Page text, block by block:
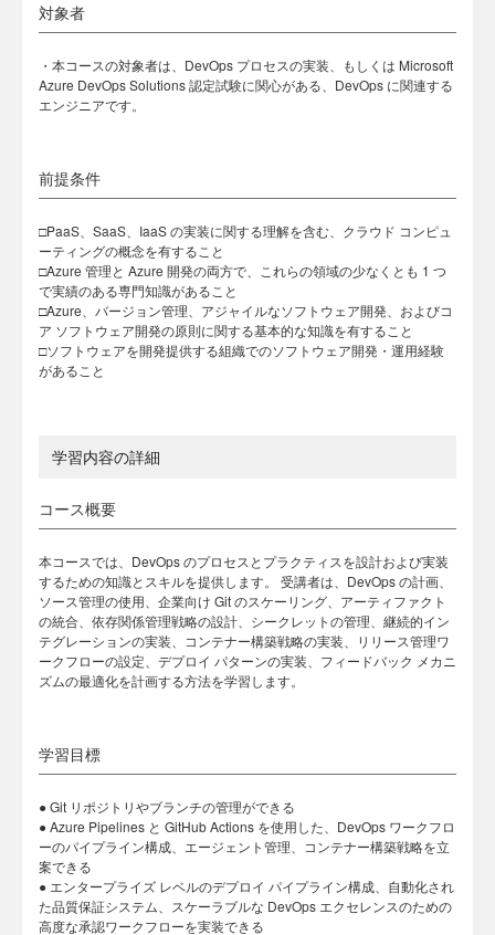
対象者
・本コースの対象者は、DevOps プロセスの実装、もしくは Microsoft
Azure DevOps Solutions 認定試験に関心がある、DevOps に関連する
エンジニアです。
前提条件
□PaaS、SaaS、IaaS の実装に関する理解を含む、クラウド コンピュ
ーティングの概念を有すること
□Azure 管理と Azure 開発の両方で、これらの領域の少なくとも 1 つ
で実績のある専門知識があること
□Azure、バージョン管理、アジャイルなソフトウェア開発、およびコ
ア ソフトウェア開発の原則に関する基本的な知識を有すること
□ソフトウェアを開発提供する組織でのソフトウェア開発・運用経験
があること
学習内容の詳細
コース概要
本コースでは、DevOps のプロセスとプラクティスを設計および実装
するための知識とスキルを提供します。 受講者は、DevOps の計画、
ソース管理の使用、企業向け Git のスケーリング、アーティファクト
の統合、依存関係管理戦略の設計、シークレットの管理、継続的イン
テグレーションの実装、コンテナー構築戦略の実装、リリース管理ワ
ークフローの設定、デプロイ パターンの実装、フィードバック メカニ
ズムの最適化を計画する方法を学習します。
学習目標
● Git リポジトリやブランチの管理ができる
● Azure Pipelines と GitHub Actions を使用した、DevOps ワークフロ
ーのパイプライン構成、エージェント管理、コンテナー構築戦略を立
案できる
● エンタープライズ レベルのデプロイ パイプライン構成、自動化され
た品質保証システム、スケーラブルな DevOps エクセレンスのための
高度な承認ワークフローを実装できる